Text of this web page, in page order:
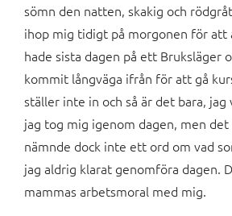
sömn den natten, skakig och
ihop mig tidigt på morgonen för att
hade sista dagen på ett Bruksläger
kommit långväga ifrån för att gå
ställer inte in och så är det bara,
jag tog mig igenom dagen, men det
nämnde dock inte ett ord om vad
jag aldrig klarat genomföra dagen.
mammas arbetsmoral med mig.